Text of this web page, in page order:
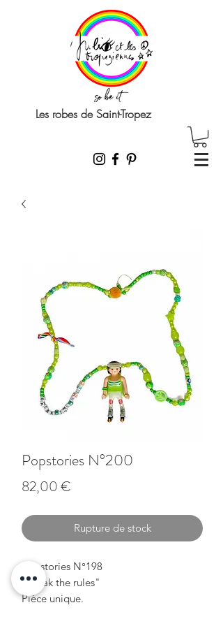
Les robes de Saint-Tropez
Popstories N°200
82,00 €
Rupture de stock
Popstories N°198
"Break the rules"
Pièce unique.